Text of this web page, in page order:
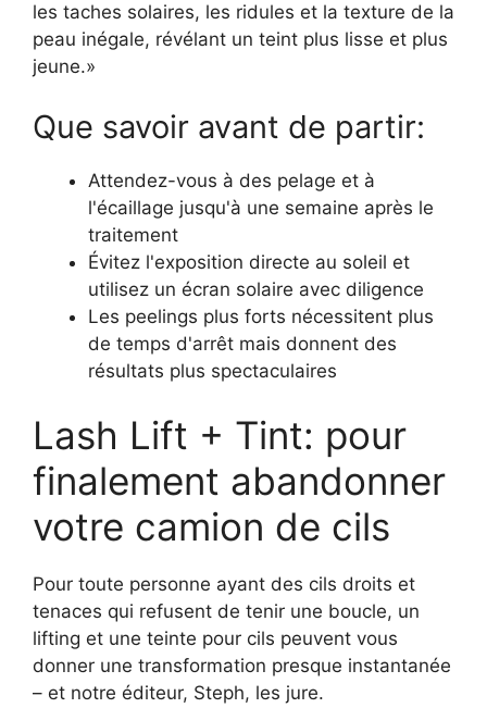
les taches solaires, les ridules et la texture de la
peau inégale, révélant un teint plus lisse et plus
jeune.»
Que savoir avant de partir:
Attendez-vous à des pelage et à
l'écaillage jusqu'à une semaine après le
traitement
Évitez l'exposition directe au soleil et
utilisez un écran solaire avec diligence
Les peelings plus forts nécessitent plus
de temps d'arrêt mais donnent des
résultats plus spectaculaires
Lash Lift + Tint: pour
finalement abandonner
votre camion de cils
Pour toute personne ayant des cils droits et
tenaces qui refusent de tenir une boucle, un
lifting et une teinte pour cils peuvent vous
donner une transformation presque instantanée
– et notre éditeur, Steph, les jure.